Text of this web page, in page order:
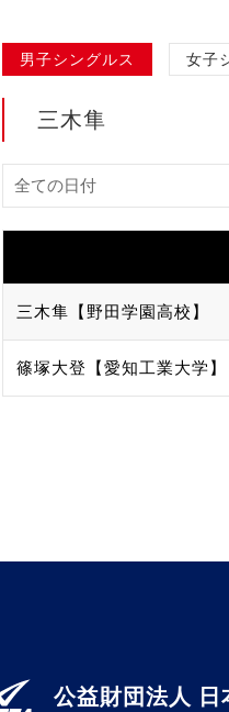
その他
強化スタッフ
公認メーカー一覧
委員会
競技者育成委員会
スポーツ医・科学委員会
ハンドブックデータ
事業計画・事業報告
JTTAスポーツ団体ガバナ
ンスコード
理事会報告
加盟団体登録人数
審判員ネームプレート制作
申込
男子シングルス 女子
三木隼
三木隼【野田学園高校】
篠塚大登【愛知工業大学】
公益財団法人 日